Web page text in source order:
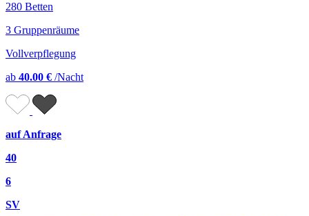
280 Betten
3 Gruppenräume
Vollverpflegung
ab 40.00 € /Nacht
auf Anfrage
40
6
SV